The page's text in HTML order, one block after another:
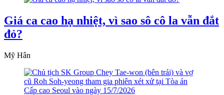
Giá ca cao hạ nhiệt, vì sao sô cô la vẫn đắt
đỏ?
Mỹ Hân